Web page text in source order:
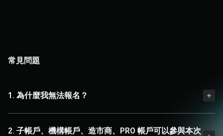
常見問題
1. 為什麼我無法報名？
2. 子帳戶、機構帳戶、造市商、PRO 帳戶可以參與本次